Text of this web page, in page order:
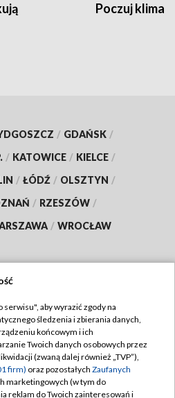
Poczuj klimat
/ GDAŃSK /
/ KATOWICE / KIELCE /
/ ŁÓDŹ / OLSZTYN /
/ RZESZÓW /
/ WROCŁAW
TVP
TVP
prywatności
zgody
aby wyrazić zgody na
śledzenia i zbierania danych,
końcowym i ich
Twoich danych osobowych przez
(zwaną dalej również „TVP”),
firm) oraz pozostałych Zaufanych
marketingowych (w tym do
reklam do Twoich zainteresowań i